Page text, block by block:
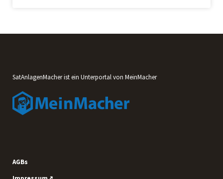
SatAnlagenMacher ist ein Unterportal von MeinMacher
AGBs